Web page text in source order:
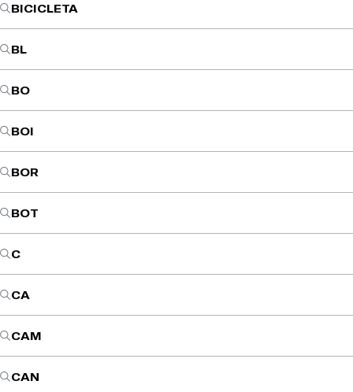
BICICLETA
BL
BO
BOI
BOR
BOT
C
CA
CAM
CAN